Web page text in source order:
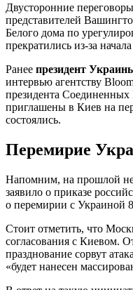
Двусторонние
представителей
Белого дома по
прекратились из-за
Ранее президент
интервью агентству
президента
приглашены в Киев на
состоялись.
Перемирие
Напомним, на прошлой
заявило о приказе
о перемирии с Украиной
Стоит отметить, что
согласования с Киевом.
празднование сорвут
«будет нанесен